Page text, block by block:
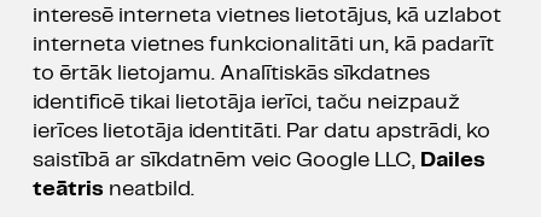
interesē interneta vietnes lietotājus, kā uzlabot
interneta vietnes funkcionalitāti un, kā padarīt
to ērtāk lietojamu. Analītiskās sīkdatnes
identificē tikai lietotāja ierīci, taču neizpauž
ierīces lietotāja identitāti. Par datu apstrādi, ko
saistībā ar sīkdatnēm veic Google LLC, Dailes
teātrisneatbild.